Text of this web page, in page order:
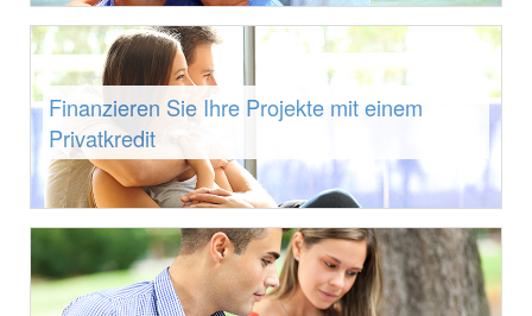
Finanzieren Sie Ihre Projekte mit einem
Privatkredit